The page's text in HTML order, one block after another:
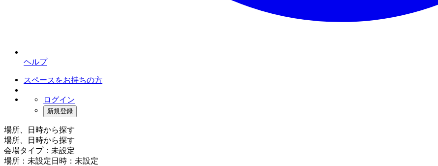
ヘルプ
スペースをお持ちの方
ログイン
新規登録
場所、日時から探す
場所、日時から探す
会場タイプ：未設定
場所：未設定日時：未設定